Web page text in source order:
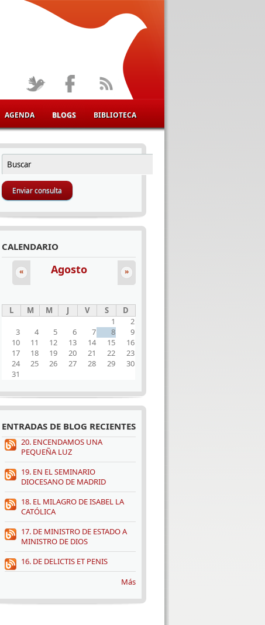
AGENDA BLOGS BIBLIOTECA
FORMULARIO DE BÚSQUEDA
Buscar
CALENDARIO
Agosto
« »
L M M J V S
D
1
2
3
4 5 6 7 8
9
10
11 12 13 14 15
16
17
18 19 20 21 22
23
24
25 26 27 28 29
30
31
ENTRADAS DE BLOG RECIENTES
20. ENCENDAMOS UNA
PEQUEÑA LUZ
19. EN EL SEMINARIO
DIOCESANO DE MADRID
18. EL MILAGRO DE ISABEL LA
CATÓLICA
17. DE MINISTRO DE ESTADO A
MINISTRO DE DIOS
16. DE DELICTIS ET PENIS
Más